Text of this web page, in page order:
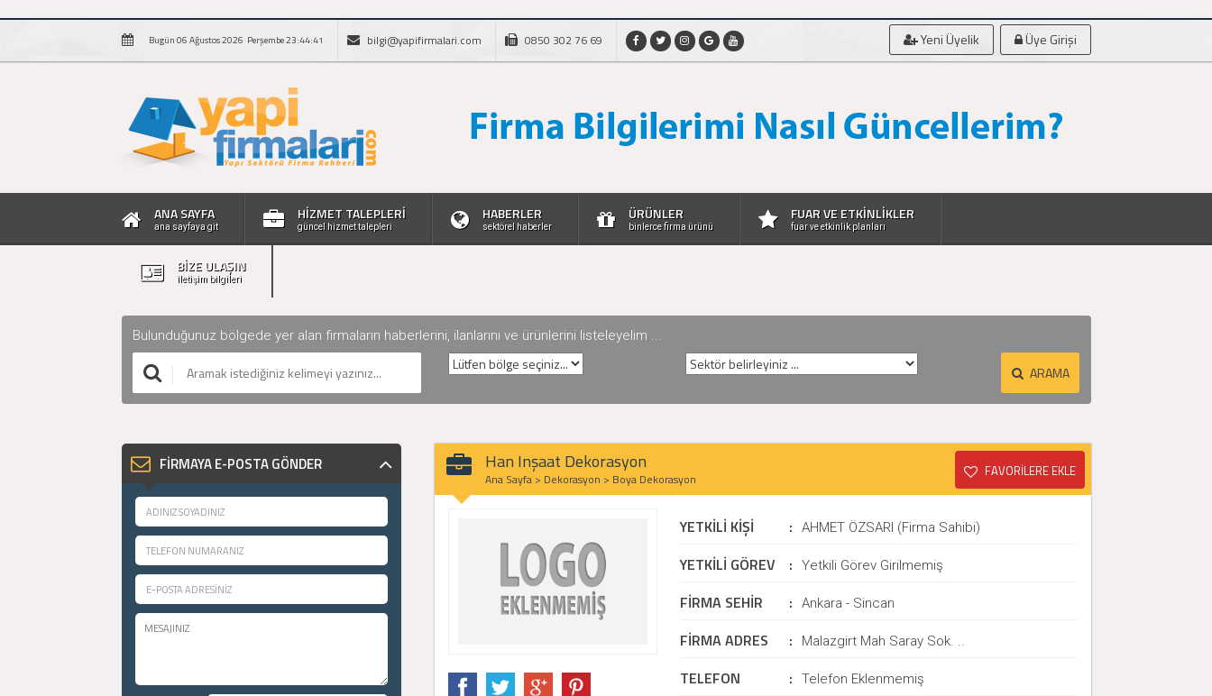
Bugün 06 Ağustos 2026 Perşembe 23:44:42 bilgi@yapifirmalari.com 0850 302 76 69 Yeni Üyelik Üye Girişi
ANA SAYFA
ana sayfaya git
HİZMET TALEPLERİ
güncel hizmet talepleri
HABERLER
sektörel haberler
ÜRÜNLER
binlerce firma ürünü
FUAR VE ETKİNLİKLER
fuar ve etkinlik planları
BİZE ULAŞIN
iletişim bilgileri
Bulunduğunuz bölgede yer alan firmaların haberlerini, ilanlarını ve ürünlerini listeleyelim ...
ARAMA
FİRMAYA E-POSTA GÖNDER Han Inşaat Dekorasyon
Ana Sayfa > Dekorasyon > Boya Dekorasyon FAVORİLERE EKLE
YETKİLİ KİŞİ : AHMET ÖZSARI (Firma Sahibi)
YETKİLİ GÖREV : Yetkili Görev Girilmemiş
FİRMA SEHİR : Ankara - Sincan
FİRMA ADRES : Malazgirt Mah Saray Sok. ..
TELEFON : Telefon Eklenmemiş